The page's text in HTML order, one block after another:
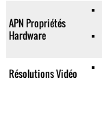
APN Propriétés
Hardware
Résolutions Vidéo